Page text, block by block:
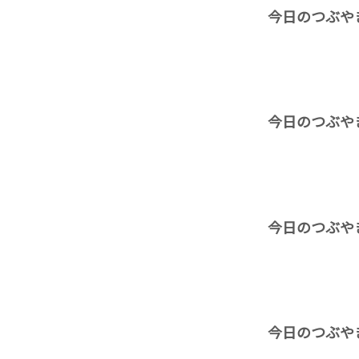
今日のつぶや
今日のつぶや
今日のつぶや
今日のつぶや